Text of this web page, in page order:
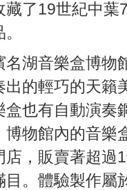
藏了19世紀中葉
湖音樂盒博物
的輕巧的天籟
也有自動演奏
物館內的音樂
，販賣著超過
。體驗製作屬